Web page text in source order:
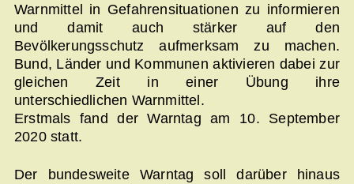
Warnmittel in Gefahrensituationen zu informieren
und damit auch stärker auf den
Bevölkerungsschutz aufmerksam zu machen.
Bund, Länder und Kommunen aktivieren dabei zur
gleichen Zeit in einer Übung ihre
unterschiedlichen Warnmittel.
Erstmals fand der Warntag am 10. September
2020 statt.
Der bundesweite Warntag soll darüber hinaus